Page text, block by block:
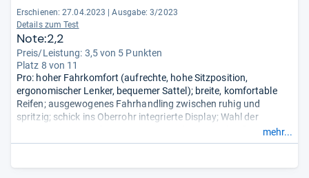
Erschienen: 27.04.2023 | Ausgabe: 3/2023
Details zum Test
Note:2,2
Preis/Leistung: 3,5 von 5 Punkten
Platz 8 von 11
Pro: hoher Fahrkomfort (aufrechte, hohe Sitzposition,
ergonomischer Lenker, bequemer Sattel); breite, komfortable
Reifen; ausgewogenes Fahrhandling zwischen ruhig und
spritzig; schick ins Oberrohr integrierte Display; Wahl der
Unterstützungsstufe per Taster; Antrieb per App konfigurierbar;
robuster Rahmen; sehr gut verarbeitet.
mehr...